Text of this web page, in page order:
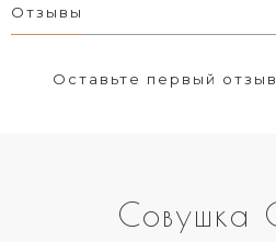
Отзывы
Оставьте первый
Совушка